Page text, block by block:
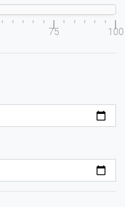
75 100